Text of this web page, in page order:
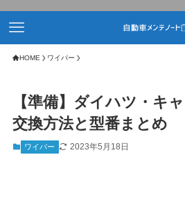
HOME ワイパー
【準備】ダイハツ・キ
交換方法と型番まとめ
ワイパー 2023年5月18日